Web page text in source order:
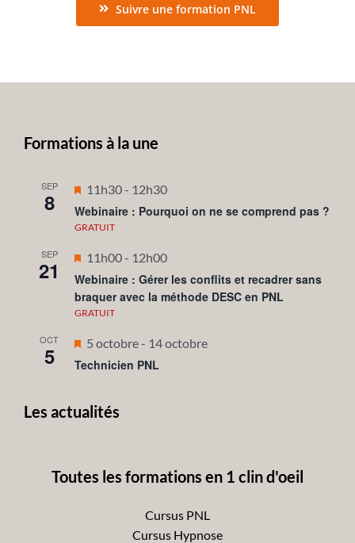
Suivre une formation PNL
Formations à la une
SEP
8
Mis
en
avant
11h30- 12h30
Webinaire : Pourquoi on ne se comprend pas ?
GRATUIT
SEP
21
Mis
en
avant
11h00- 12h00
Webinaire : Gérer les conflits et recadrer sans
braquer avec la méthode DESC en PNL
GRATUIT
OCT
5
Mis
en
5 octobre- 14 octobre
Technicien PNL
Les actualités
Toutes les formations en 1 clin d'oeil
Cursus PNL
Cursus Hypnose